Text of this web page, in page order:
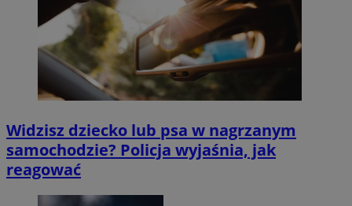
Widzisz dziecko lub psa w nagrzanym
samochodzie? Policja wyjaśnia, jak
reagować